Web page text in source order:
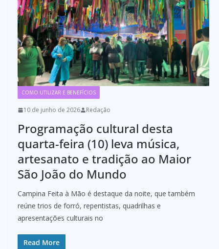
COMO UTILIZAR E BENEFÍCIOS
10 de junho de 2026 Redação
Programação cultural desta
quarta-feira (10) leva música,
artesanato e tradição ao Maior
São João do Mundo
Campina Feita à Mão é destaque da noite, que também
reúne trios de forró, repentistas, quadrilhas e
apresentações culturais no
Read More